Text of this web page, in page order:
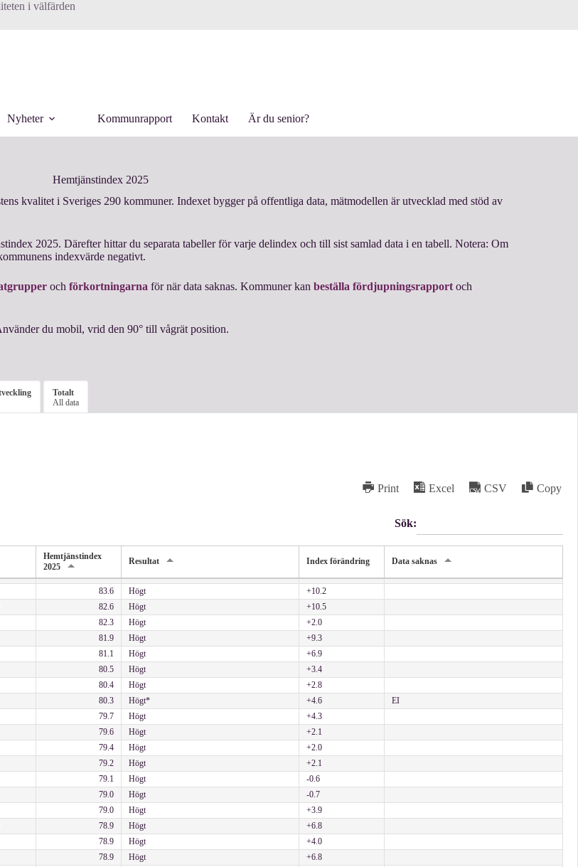
i välfärden
Nyheter Kommunrapport Kontakt Är du senior?
Hemtjänstindex 2025
kvalitet i Sveriges 290 kommuner. Indexet bygger på offentliga data, mätmodellen är utvecklad med stöd av
2025. Därefter hittar du separata tabeller för varje delindex och till sist samlad data i en tabell. Notera: Om
indexvärde negativt.
och förkortningarna för när data saknas. Kommuner kan beställa fördjupningsrapport och
du mobil, vrid den 90° till vågrät position.
Totalt
All data
Print Excel CSV Copy
Sök:
Hemtjänstindex
2025
Resultat Index förändring Data saknas
83.6 Högt
+10.2
82.6 Högt
+10.5
82.3 Högt
+2.0
81.9 Högt
+9.3
81.1 Högt
+6.9
80.5 Högt
+3.4
80.4 Högt
+2.8
80.3 Högt* +4.6
EI
79.7 Högt
+4.3
79.6 Högt
+2.1
79.4 Högt
+2.0
79.2 Högt
+2.1
79.1 Högt
-0.6
79.0 Högt
-0.7
79.0 Högt
+3.9
78.9 Högt
+6.8
78.9 Högt
+4.0
78.9 Högt
+6.8